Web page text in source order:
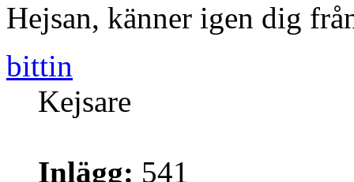
Hejsan, känner igen dig
bittin
Kejsare
Inlägg: 541